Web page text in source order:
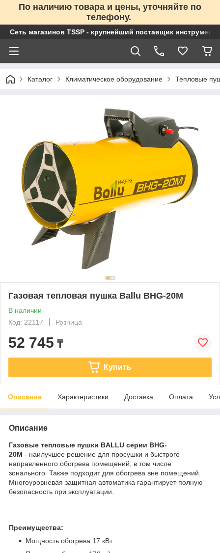
По наличию товара и цены, уточняйте по
телефону.
Сеть магазинов TSSP - крупнейший поставщик
Каталог Климатическое оборудование Тепловые
Газовая тепловая пушка Ballu BHG-20M
В наличии
Код: 22117
Розница
52 745 ₸
Купить
Описание Характеристики Доставка Оплата
Описание
Газовые тепловые пушки BALLU серии BHG-
20M - наилучшее решение для просушки и быстрого
направленного обогрева помещений, в том числе
зонального. Также подходит для обогрева вне помещений.
Многоуровневая защитная автоматика гарантирует полную
безопасность при эксплуатации.
Преимущества:
Мощность обогрева 17 кВт